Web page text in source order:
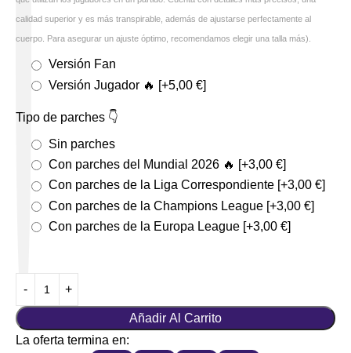
calidad superior y es más transpirable, además de ajustarse perfectamente al
cuerpo. Para asegurar un ajuste óptimo, recomendamos elegir una talla más).
Versión Fan
Versión Jugador 🔥 [+5,00 €]
Tipo de parches 👇
Sin parches
Con parches del Mundial 2026 🔥 [+3,00 €]
Con parches de la Liga Correspondiente [+3,00 €]
Con parches de la Champions League [+3,00 €]
Con parches de la Europa League [+3,00 €]
Añadir Al Carrito
La oferta termina en: